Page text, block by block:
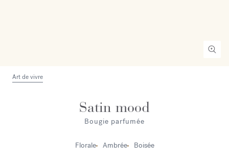
Art de vivre
Satin mood
Bougie parfumée
Florale Ambrée Boisée